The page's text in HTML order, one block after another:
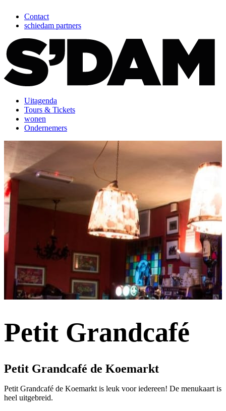
Contact
schiedam partners
Uitagenda
Tours & Tickets
wonen
Ondernemers
Petit Grandcafé
Petit Grandcafé de Koemarkt
Petit Grandcafé de Koemarkt is leuk voor iedereen! De menukaart is
heel uitgebreid.